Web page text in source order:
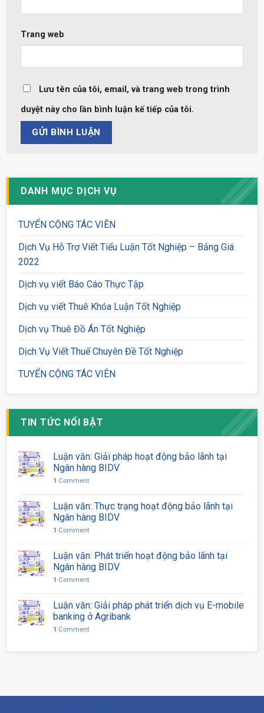
Trang web
Lưu tên của tôi, email, và trang web trong trình
duyệt này cho lần bình luận kế tiếp của tôi.
DANH MỤC DỊCH VỤ
TUYỂN CỘNG TÁC VIÊN
Dịch Vụ Hỗ Trợ Viết Tiểu Luận Tốt Nghiệp – Bảng Giá
2022
Dịch vụ viết Báo Cáo Thực Tập
Dịch vụ viết Thuê Khóa Luận Tốt Nghiệp
Dịch vụ Thuê Đồ Án Tốt Nghiệp
Dịch Vụ Viết Thuế Chuyên Đề Tốt Nghiệp
TUYỂN CỘNG TÁC VIÊN
TIN TỨC NỔI BẬT
Luận văn: Giải pháp hoạt động bảo lãnh tại
Ngân hàng BIDV
1 Comment
Luận văn: Thực trạng hoạt động bảo lãnh tại
Ngân hàng BIDV
1 Comment
Luận văn: Phát triển hoạt động bảo lãnh tại
Ngân hàng BIDV
1 Comment
Luận văn: Giải pháp phát triển dịch vụ E-mobile
banking ở Agribank
1 Comment